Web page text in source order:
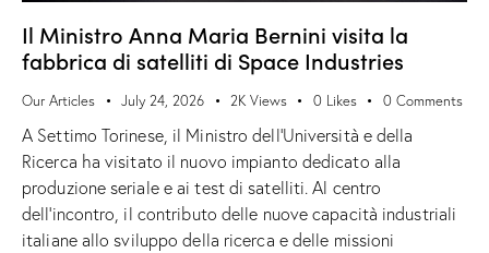
Il Ministro Anna Maria Bernini visita la
fabbrica di satelliti di Space Industries
Our Articles July 24, 2026 2K Views 0 Likes 0 Comments
A Settimo Torinese, il Ministro dell’Università e della
Ricerca ha visitato il nuovo impianto dedicato alla
produzione seriale e ai test di satelliti. Al centro
dell’incontro, il contributo delle nuove capacità industriali
italiane allo sviluppo della ricerca e delle missioni